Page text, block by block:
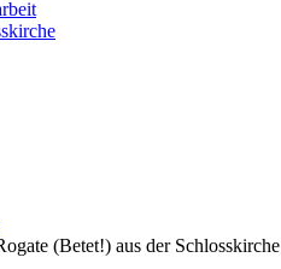
(Betet!) aus der Schlosskirche